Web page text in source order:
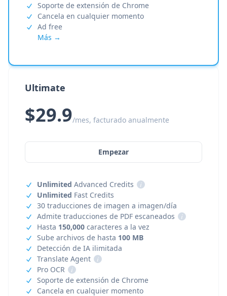
Soporte de extensión de Chrome
Cancela en cualquier momento
Ad free
Más →
Ultimate
$29.9/mes, facturado anualmente
Empezar
Unlimited Advanced Credits
i
Unlimited Fast Credits
30 traducciones de imagen a imagen/día
Admite traducciones de PDF escaneados
i
Hasta 150,000 caracteres a la vez
Sube archivos de hasta 100 MB
Detección de IA ilimitada
Translate Agent
i
Pro OCR
i
Soporte de extensión de Chrome
Cancela en cualquier momento